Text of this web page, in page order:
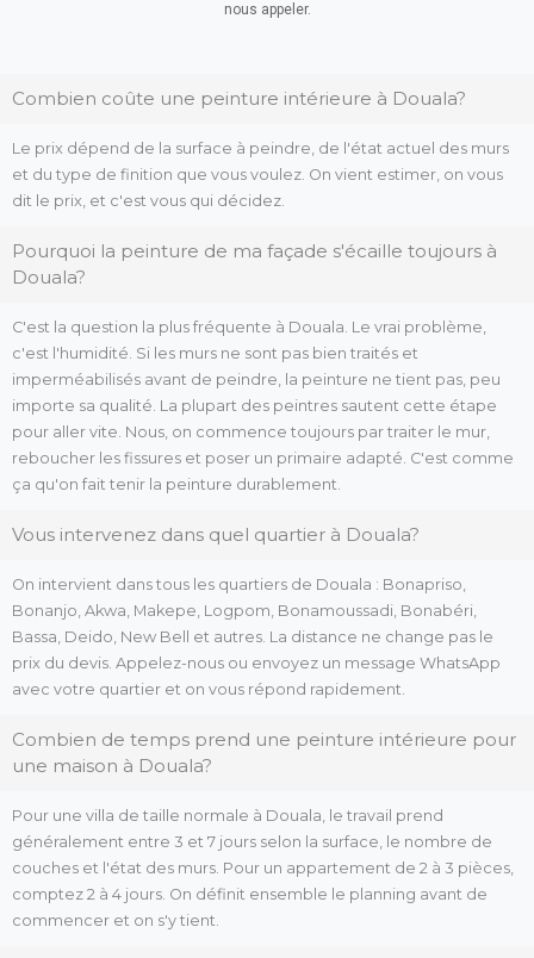
nous appeler.
Combien coûte une peinture intérieure à Douala?
Le prix dépend de la surface à peindre, de l'état actuel des murs
et du type de finition que vous voulez. On vient estimer, on vous
dit le prix, et c'est vous qui décidez.
Pourquoi la peinture de ma façade s'écaille toujours à
Douala?
C'est la question la plus fréquente à Douala. Le vrai problème,
c'est l'humidité. Si les murs ne sont pas bien traités et
imperméabilisés avant de peindre, la peinture ne tient pas, peu
importe sa qualité. La plupart des peintres sautent cette étape
pour aller vite. Nous, on commence toujours par traiter le mur,
reboucher les fissures et poser un primaire adapté. C'est comme
ça qu'on fait tenir la peinture durablement.
Vous intervenez dans quel quartier à Douala?
On intervient dans tous les quartiers de Douala : Bonapriso,
Bonanjo, Akwa, Makepe, Logpom, Bonamoussadi, Bonabéri,
Bassa, Deido, New Bell et autres. La distance ne change pas le
prix du devis. Appelez-nous ou envoyez un message WhatsApp
avec votre quartier et on vous répond rapidement.
Combien de temps prend une peinture intérieure pour
une maison à Douala?
Pour une villa de taille normale à Douala, le travail prend
généralement entre 3 et 7 jours selon la surface, le nombre de
couches et l'état des murs. Pour un appartement de 2 à 3 pièces,
comptez 2 à 4 jours. On définit ensemble le planning avant de
commencer et on s'y tient.